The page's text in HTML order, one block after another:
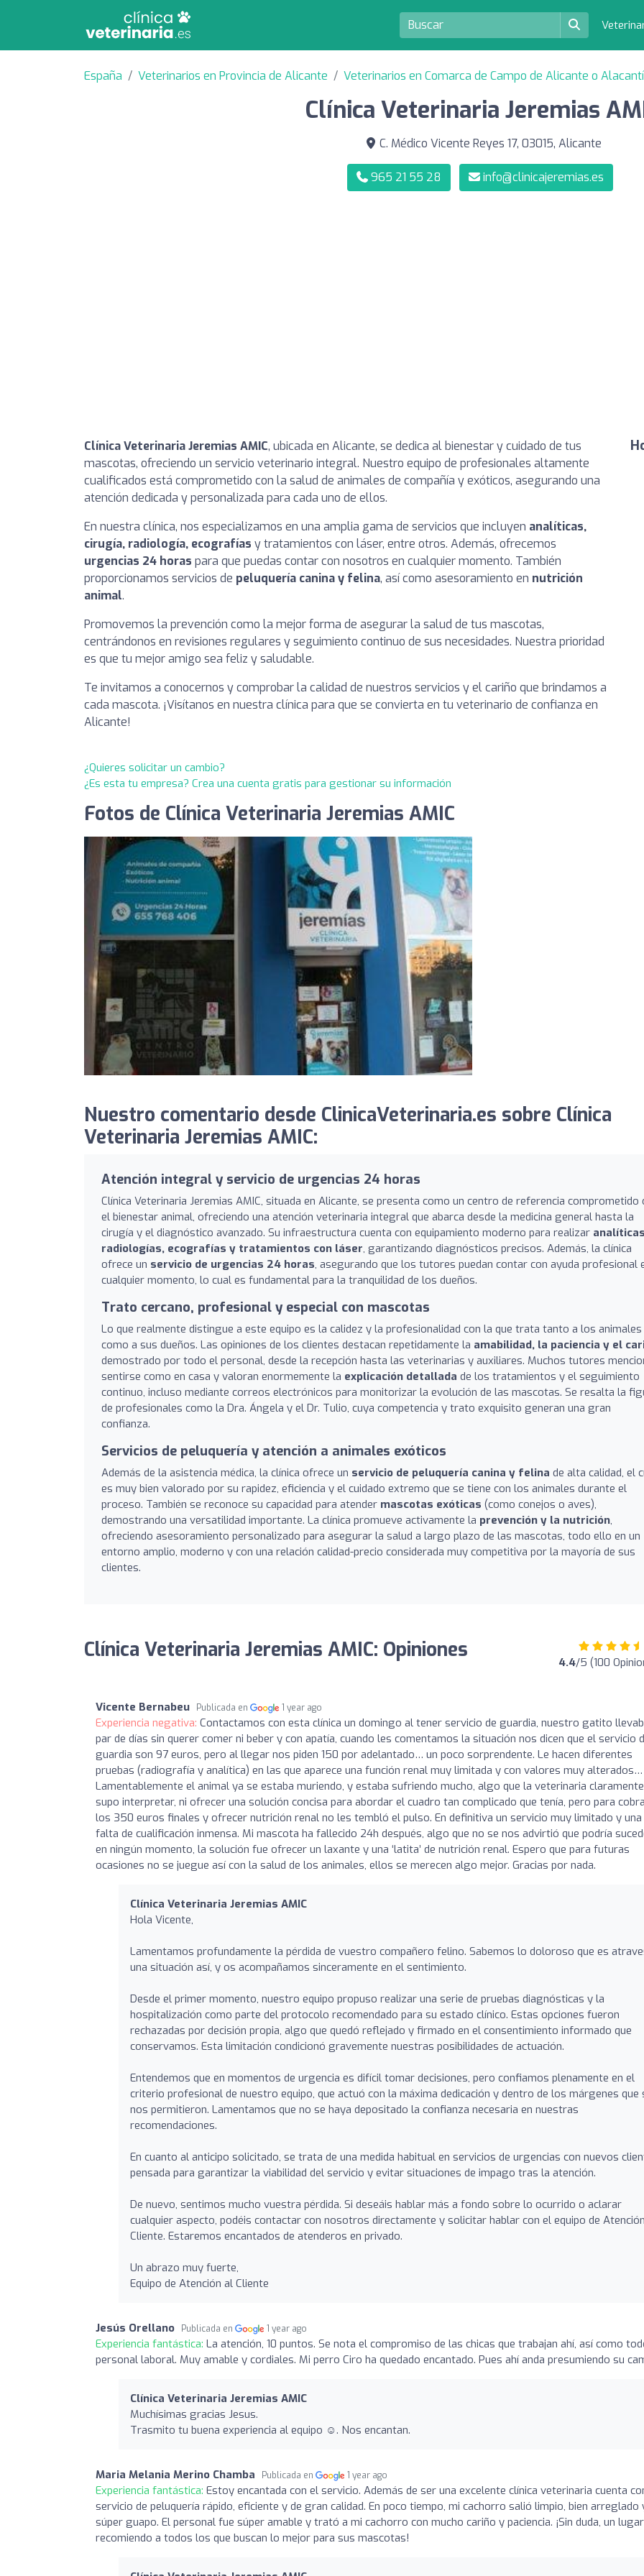
España Veterinarios en Provincia de Alicante Veterinarios en Comarca de Campo de Alicante o Alacantí
Clínica Veterinaria Jeremias
C. Médico Vicente Reyes 17, 03015, Alicante
965 21 55 28 info@clinicajeremias.es
Clínica Veterinaria Jeremias AMIC, ubicada en Alicante, se dedica al bienestar y cuidado de tus
mascotas, ofreciendo un servicio veterinario integral. Nuestro equipo de profesionales altamente
cualificados está comprometido con la salud de animales de compañía y exóticos, asegurando una
atención dedicada y personalizada para cada uno de ellos.
En nuestra clínica, nos especializamos en una amplia gama de servicios que incluyen analíticas,
cirugía, radiología, ecografías y tratamientos con láser, entre otros. Además, ofrecemos
urgencias 24 horas para que puedas contar con nosotros en cualquier momento. También
proporcionamos servicios de peluquería canina y felina, así como asesoramiento en nutrición
animal.
Promovemos la prevención como la mejor forma de asegurar la salud de tus mascotas,
centrándonos en revisiones regulares y seguimiento continuo de sus necesidades. Nuestra prioridad
es que tu mejor amigo sea feliz y saludable.
Te invitamos a conocernos y comprobar la calidad de nuestros servicios y el cariño que brindamos a
cada mascota. ¡Visítanos en nuestra clínica para que se convierta en tu veterinario de confianza en
Alicante!
¿Quieres solicitar un cambio?
¿Es esta tu empresa? Crea una cuenta gratis para gestionar su información
Fotos de Clínica Veterinaria Jeremias AMIC
Nuestro comentario desde ClinicaVeterinaria.es sobre Clínica
Veterinaria Jeremias AMIC:
Atención integral y servicio de urgencias 24 horas
Clínica Veterinaria Jeremias AMIC, situada en Alicante, se presenta como un centro de referencia comprometido
el bienestar animal, ofreciendo una atención veterinaria integral que abarca desde la medicina general hasta la
cirugía y el diagnóstico avanzado. Su infraestructura cuenta con equipamiento moderno para realizar
radiologías, ecografías y tratamientos con láser, garantizando diagnósticos precisos. Además, la clínica
ofrece un servicio de urgencias 24 horas, asegurando que los tutores puedan contar con ayuda profesional
cualquier momento, lo cual es fundamental para la tranquilidad de los dueños.
Trato cercano, profesional y especial con mascotas
Lo que realmente distingue a este equipo es la calidez y la profesionalidad con la que trata tanto a los animales
como a sus dueños. Las opiniones de los clientes destacan repetidamente la amabilidad, la paciencia y el
demostrado por todo el personal, desde la recepción hasta las veterinarias y auxiliares. Muchos tutores
sentirse como en casa y valoran enormemente la explicación detallada de los tratamientos y el seguimiento
continuo, incluso mediante correos electrónicos para monitorizar la evolución de las mascotas. Se resalta la
de profesionales como la Dra. Ángela y el Dr. Tulio, cuya competencia y trato exquisito generan una gran
confianza.
Servicios de peluquería y atención a animales exóticos
Además de la asistencia médica, la clínica ofrece un servicio de peluquería canina y felina de alta calidad, el
es muy bien valorado por su rapidez, eficiencia y el cuidado extremo que se tiene con los animales durante el
proceso. También se reconoce su capacidad para atender mascotas exóticas (como conejos o aves),
demostrando una versatilidad importante. La clínica promueve activamente la prevención y la nutrición,
ofreciendo asesoramiento personalizado para asegurar la salud a largo plazo de las mascotas, todo ello en un
entorno amplio, moderno y con una relación calidad-precio considerada muy competitiva por la mayoría de sus
clientes.
Clínica Veterinaria Jeremias AMIC: Opiniones 4.4/5 (100
Vicente Bernabeu Publicada en 1 year ago
Experiencia negativa: Contactamos con esta clínica un domingo al tener servicio de guardia, nuestro gatito
par de días sin querer comer ni beber y con apatía, cuando les comentamos la situación nos dicen que el servicio
guardia son 97 euros, pero al llegar nos piden 150 por adelantado… un poco sorprendente. Le hacen diferentes
pruebas (radiografía y analítica) en las que aparece una función renal muy limitada y con valores muy alterados…
Lamentablemente el animal ya se estaba muriendo, y estaba sufriendo mucho, algo que la veterinaria
supo interpretar, ni ofrecer una solución concisa para abordar el cuadro tan complicado que tenía, pero para
los 350 euros finales y ofrecer nutrición renal no les tembló el pulso. En definitiva un servicio muy limitado y una
falta de cualificación inmensa. Mi mascota ha fallecido 24h después, algo que no se nos advirtió que podría
en ningún momento, la solución fue ofrecer un laxante y una ‘latita’ de nutrición renal. Espero que para futuras
ocasiones no se juegue así con la salud de los animales, ellos se merecen algo mejor. Gracias por nada.
Clínica Veterinaria Jeremias AMIC
Hola Vicente,
Lamentamos profundamente la pérdida de vuestro compañero felino. Sabemos lo doloroso que es
una situación así, y os acompañamos sinceramente en el sentimiento.
Desde el primer momento, nuestro equipo propuso realizar una serie de pruebas diagnósticas y la
hospitalización como parte del protocolo recomendado para su estado clínico. Estas opciones fueron
rechazadas por decisión propia, algo que quedó reflejado y firmado en el consentimiento informado que
conservamos. Esta limitación condicionó gravemente nuestras posibilidades de actuación.
Entendemos que en momentos de urgencia es difícil tomar decisiones, pero confiamos plenamente en el
criterio profesional de nuestro equipo, que actuó con la máxima dedicación y dentro de los márgenes que
nos permitieron. Lamentamos que no se haya depositado la confianza necesaria en nuestras
recomendaciones.
En cuanto al anticipo solicitado, se trata de una medida habitual en servicios de urgencias con nuevos
pensada para garantizar la viabilidad del servicio y evitar situaciones de impago tras la atención.
De nuevo, sentimos mucho vuestra pérdida. Si deseáis hablar más a fondo sobre lo ocurrido o aclarar
cualquier aspecto, podéis contactar con nosotros directamente y solicitar hablar con el equipo de
Cliente. Estaremos encantados de atenderos en privado.
Un abrazo muy fuerte,
Equipo de Atención al Cliente
Jesús Orellano Publicada en 1 year ago
Experiencia fantástica: La atención, 10 puntos. Se nota el compromiso de las chicas que trabajan ahí, así como
personal laboral. Muy amable y cordiales. Mi perro Ciro ha quedado encantado. Pues ahí anda presumiendo su
Clínica Veterinaria Jeremias AMIC
Muchísimas gracias Jesus.
Trasmito tu buena experiencia al equipo ☺️. Nos encantan.
Maria Melania Merino Chamba Publicada en 1 year ago
Experiencia fantástica: Estoy encantada con el servicio. Además de ser una excelente clínica veterinaria cuenta
servicio de peluquería rápido, eficiente y de gran calidad. En poco tiempo, mi cachorro salió limpio, bien arreglado
súper guapo. El personal fue súper amable y trató a mi cachorro con mucho cariño y paciencia. ¡Sin duda, un
recomiendo a todos los que buscan lo mejor para sus mascotas!